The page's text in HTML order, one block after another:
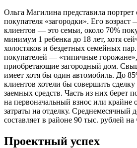
Ольга Магилина представила портрет
покупателя «загородки». Его
клиентов — это семьи, около 70%
минимум 1 ребенка до 18 лет, хотя
холостяков и бездетных семейных
покупателей — «типичные
приобретающие загородный дом.
имеет хотя бы один автомобиль. До
клиентов хотели бы совершить
заемных средств. Часть из них берет
на первоначальный взнос или крайне
затраты на отделку. Среднемесячный
составляет в районе 90 тыс. рублей на
Проектный успех